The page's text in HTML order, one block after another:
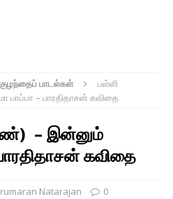
குழந்தைப் பாடல்கள்
பள்ளி
பாப்பா – பாரதிதாசன் கவிதை
– இன்னும்
கவிதை
Natarajan 0